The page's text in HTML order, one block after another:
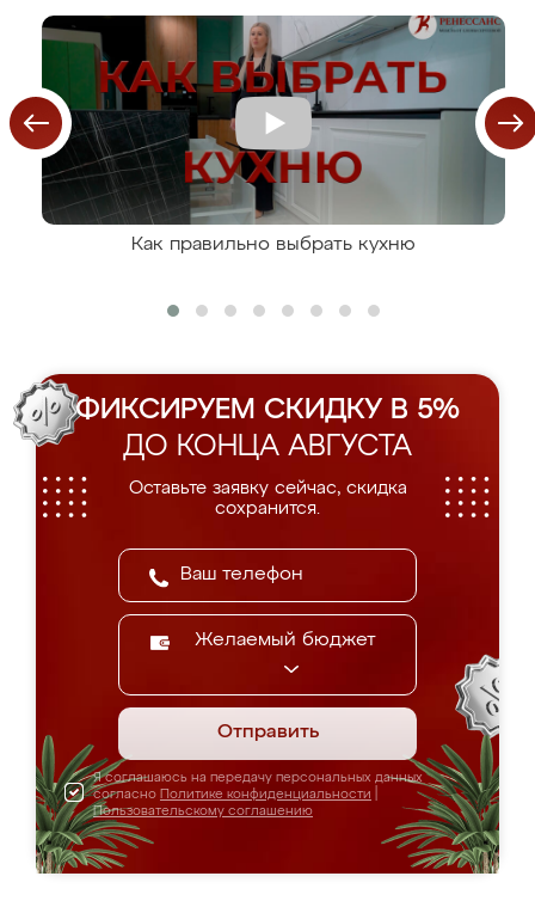
Как правильно выбрать кухню
ФИКСИРУЕМ СКИДКУ В 5%
ДО КОНЦА АВГУСТА
Оставьте заявку сейчас, скидка
сохранится.
Желаемый бюджет
Отправить
Я соглашаюсь на передачу персональных данных
согласно Политике конфиденциальности
Пользовательскому соглашению